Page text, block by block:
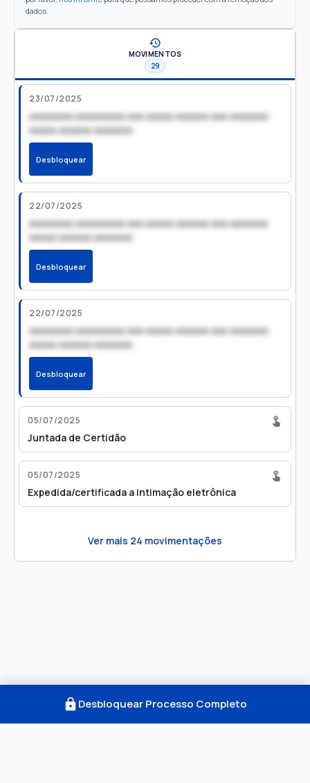
dados.
MOVIMENTOS
29
23/07/2025
xxxxxxxx xxxxxxxxx xxx xxxxx xxxxxx xxx xxxxxxx
xxxxx xxxxxx xxxxxxx
Desbloquear
22/07/2025
xxxxxxxx xxxxxxxxx xxx xxxxx xxxxxx xxx xxxxxxx
xxxxx xxxxxx xxxxxxx
Desbloquear
22/07/2025
xxxxxxxx xxxxxxxxx xxx xxxxx xxxxxx xxx xxxxxxx
xxxxx xxxxxx xxxxxxx
Desbloquear
05/07/2025
Juntada de Certidão
05/07/2025
Expedida/certificada a intimação eletrônica
Ver mais 24 movimentações
Desbloquear Processo Completo